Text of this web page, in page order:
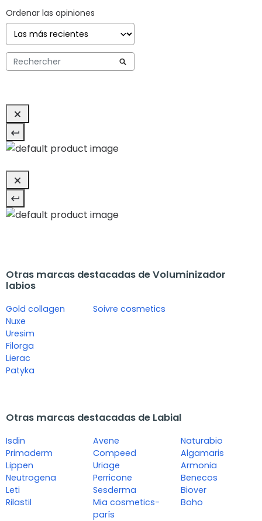
Ordenar las opiniones
Otras marcas destacadas de Voluminizador
labios
Gold collagen
Nuxe
Uresim
Filorga
Lierac
Patyka
Soivre cosmetics
Otras marcas destacadas de Labial
Isdin
Primaderm
Lippen
Neutrogena
Leti
Rilastil
Avene
Compeed
Uriage
Perricone
Sesderma
Mia cosmetics-
parís
Naturabio
Algamaris
Armonia
Benecos
Biover
Boho